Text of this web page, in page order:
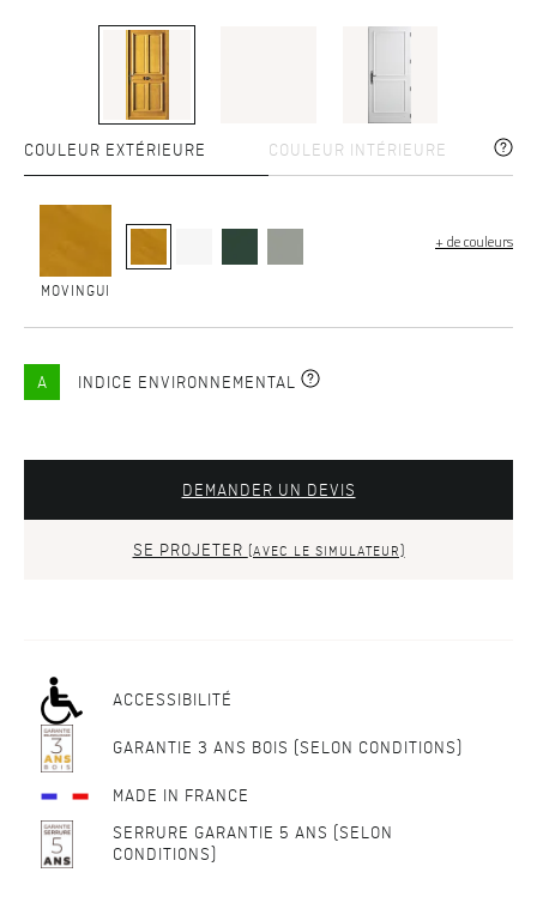
COULEUR EXTÉRIEURE COULEUR INTÉRIEURE
MOVINGUI
+ de couleurs
A INDICE ENVIRONNEMENTAL
DEMANDER UN DEVIS
SE PROJETER (AVEC LE SIMULATEUR)
ACCESSIBILITÉ
GARANTIE 3 ANS BOIS (SELON CONDITIONS)
MADE IN FRANCE
SERRURE GARANTIE 5 ANS (SELON
CONDITIONS)